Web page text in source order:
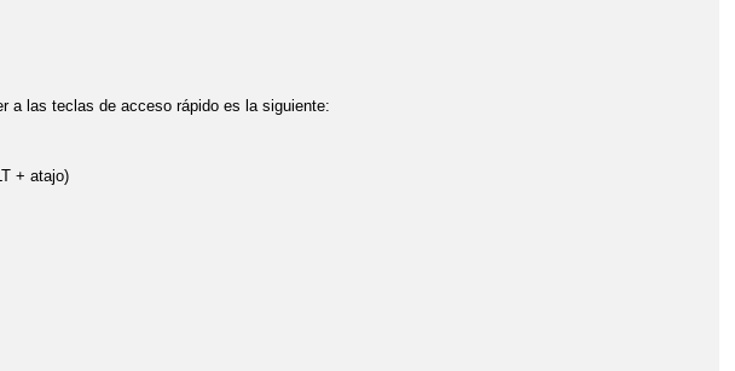
a las teclas de acceso rápido es la siguiente:
+ atajo)